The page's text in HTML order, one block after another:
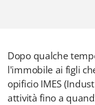
Dopo qualche
l'immobile ai figli
opificio IMES
attività fino a